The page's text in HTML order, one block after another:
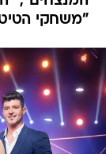
"משחקי